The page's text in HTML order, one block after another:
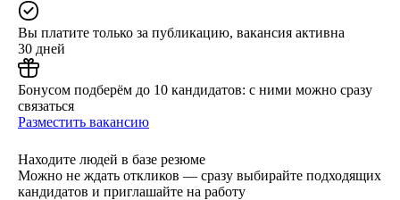
Вы платите только за публикацию, вакансия активна
30 дней
Бонусом подберём до 10 кандидатов: с ними можно сразу
связаться
Разместить вакансию
Находите людей в базе резюме
Можно не ждать откликов — сразу выбирайте подходящих
кандидатов и приглашайте на работу